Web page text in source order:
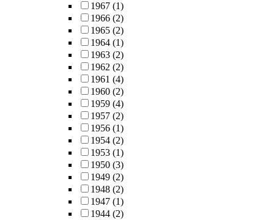
1967 (1)
1966 (2)
1965 (2)
1964 (1)
1963 (2)
1962 (2)
1961 (4)
1960 (2)
1959 (4)
1957 (2)
1956 (1)
1954 (2)
1953 (1)
1950 (3)
1949 (2)
1948 (2)
1947 (1)
1944 (2)